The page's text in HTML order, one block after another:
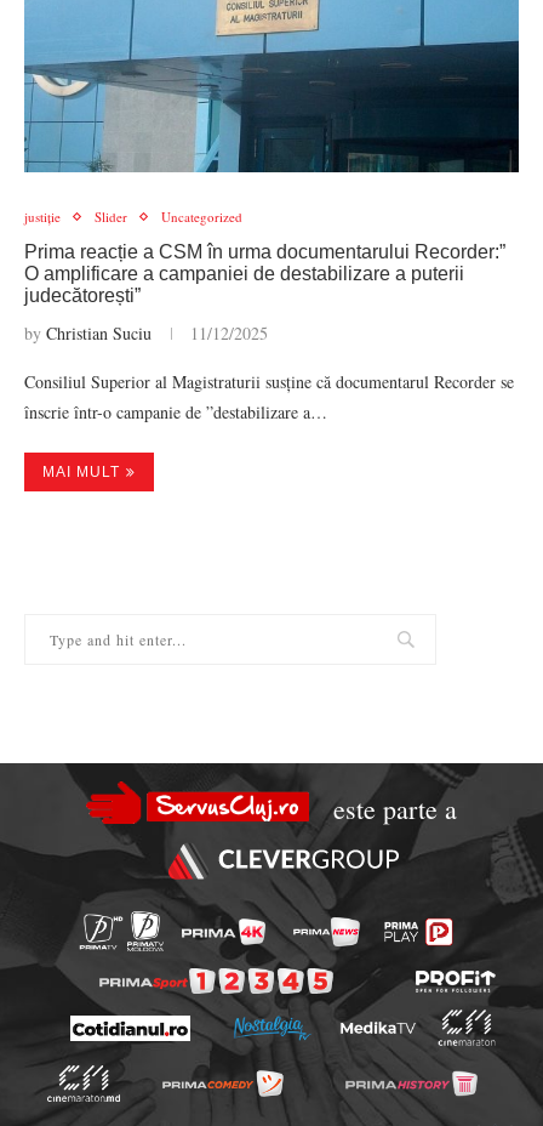
justiție Slider Uncategorized
Prima reacție a CSM în urma documentarului Recorder:”
O amplificare a campaniei de destabilizare a puterii
judecătorești”
by Christian Suciu 11/12/2025
Consiliul Superior al Magistraturii susține că documentarul Recorder se
înscrie într-o campanie de ”destabilizare a…
MAI MULT
este parte a